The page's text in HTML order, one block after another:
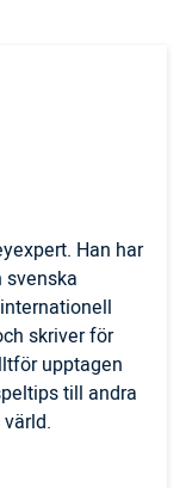
Han har
skriver för
upptagen
till andra